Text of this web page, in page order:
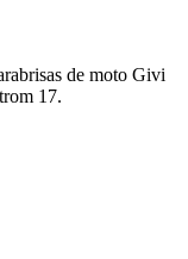
de moto Givi
17.